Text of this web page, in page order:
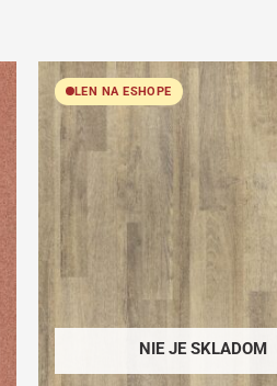
LEN NA ESHOPE
NIE JE SKLADOM